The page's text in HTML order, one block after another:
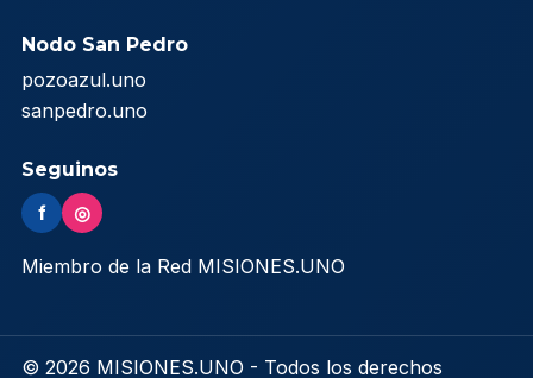
Nodo San Pedro
pozoazul.uno
sanpedro.uno
Seguinos
f ◎
Miembro de la Red MISIONES.UNO
© 2026 MISIONES.UNO - Todos los derechos